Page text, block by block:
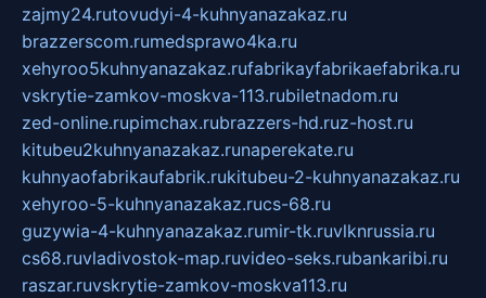
zajmy24.rutovudyi-4-kuhnyanazakaz.ru
brazzerscom.rumedsprawo4ka.ru
xehyroo5kuhnyanazakaz.rufabrikayfabrikaefabrika.ru
vskrytie-zamkov-moskva-113.rubiletnadom.ru
zed-online.rupimchax.rubrazzers-hd.ruz-host.ru
kitubeu2kuhnyanazakaz.runaperekate.ru
kuhnyaofabrikaufabrik.rukitubeu-2-kuhnyanazakaz.ru
xehyroo-5-kuhnyanazakaz.rucs-68.ru
guzywia-4-kuhnyanazakaz.rumir-tk.ruvlknrussia.ru
cs68.ruvladivostok-map.ruvideo-seks.rubankaribi.ru
raszar.ruvskrytie-zamkov-moskva113.ru